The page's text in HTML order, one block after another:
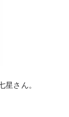
さん。